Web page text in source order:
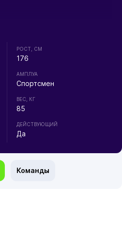
РОСТ, СМ
176
АМПЛУА
Спортсмен
ВЕС, КГ
85
ДЕЙСТВУЮЩИЙ
Да
Команды